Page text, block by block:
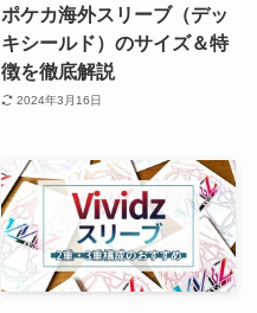
ポケカ海外スリーブ（デッ
キシールド）のサイズ＆特
徴を徹底解説
2024年3月16日